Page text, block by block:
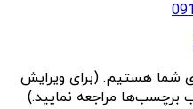
پاسخگوی شما هستیم. (برای ویرایش
برچسب‌ها مراجعه نمایید.)